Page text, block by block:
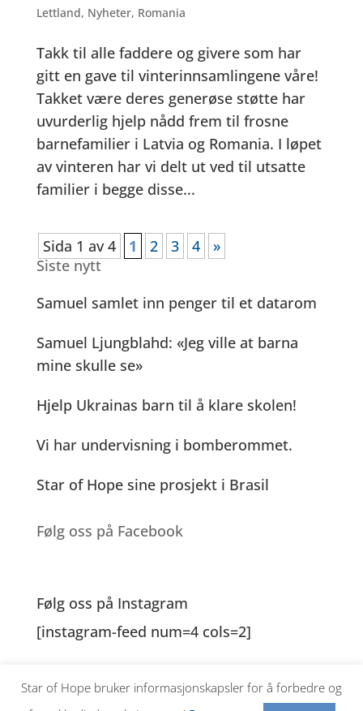
Lettland, Nyheter, Romania
Takk til alle faddere og givere som har
gitt en gave til vinterinnsamlingene våre!
Takket være deres generøse støtte har
uvurderlig hjelp nådd frem til frosne
barnefamilier i Latvia og Romania. I løpet
av vinteren har vi delt ut ved til utsatte
familier i begge disse...
Sida 1 av 4 1 2 3 4
»
Siste nytt
Samuel samlet inn penger til et datarom
Samuel Ljungblahd: «Jeg ville at barna
mine skulle se»
Hjelp Ukrainas barn til å klare skolen!
Vi har undervisning i bomberommet.
Star of Hope sine prosjekt i Brasil
Følg oss på Facebook
Følg oss på Instagram
[instagram-feed num=4 cols=2]
Star of Hope bruker informasjonskapsler for å forbedre og